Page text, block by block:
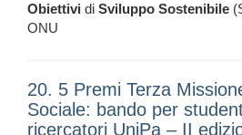
Obiettivi di Sviluppo Sostenibile
ONU
20. 5 Premi Terza
Sociale: bando per
ricercatori UniPa – II